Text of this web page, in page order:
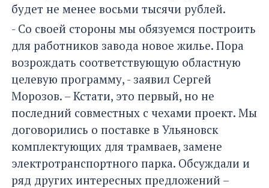
будет не менее восьми тысячи рублей.
- Со своей стороны мы обязуемся построить
для работников завода новое жилье. Пора
возрождать соответствующую областную
целевую программу, - заявил Сергей
Морозов. – Кстати, это первый, но не
последний совместных с чехами проект. Мы
договорились о поставке в Ульяновск
комплектующих для трамваев, замене
электротранспортного парка. Обсуждали и
ряд других интересных предложений –